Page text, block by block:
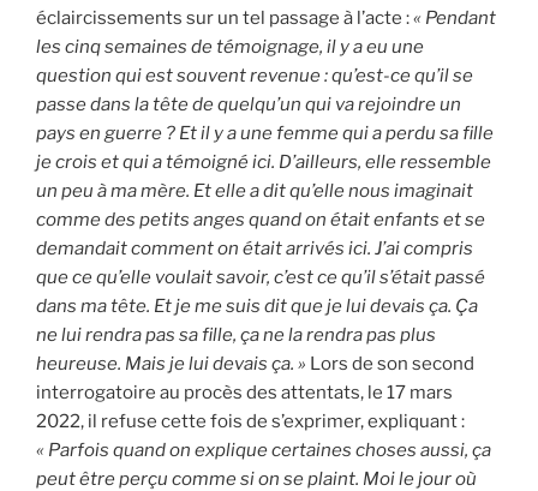
éclaircissements sur un tel passage à l’acte :« Pendant
les cinq semaines de témoignage, il y a eu une
question qui est souvent revenue : qu’est-ce qu’il se
passe dans la tête de quelqu’un qui va rejoindre un
pays en guerre ? Et il y a une femme qui a perdu sa fille
je crois et qui a témoigné ici. D’ailleurs, elle ressemble
un peu à ma mère. Et elle a dit qu’elle nous imaginait
comme des petits anges quand on était enfants et se
demandait comment on était arrivés ici. J’ai compris
que ce qu’elle voulait savoir, c’est ce qu’il s’était passé
dans ma tête. Et je me suis dit que je lui devais ça. Ça
ne lui rendra pas sa fille, ça ne la rendra pas plus
heureuse. Mais je lui devais ça. » Lors de son second
interrogatoire au procès des attentats, le 17 mars
2022, il refuse cette fois de s’exprimer, expliquant :
« Parfois quand on explique certaines choses aussi, ça
peut être perçu comme si on se plaint. Moi le jour où